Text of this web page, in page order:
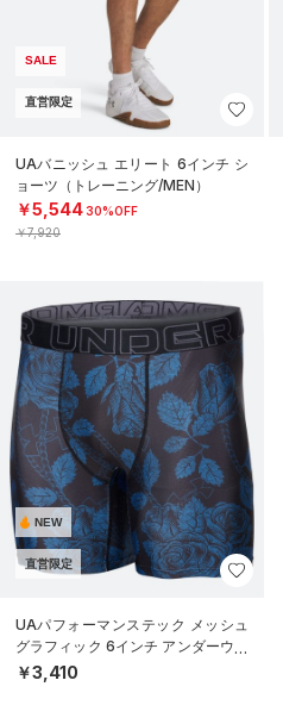
SALE
直営限定
UAバニッシュ エリート 6インチ シ
ョーツ（トレーニング/MEN）
￥5,54430%OFF
￥7,920
NEW
直営限定
UAパフォーマンステック メッシュ
グラフィック 6インチ アンダーウェ
ア（トレーニング/MEN）
￥3,410